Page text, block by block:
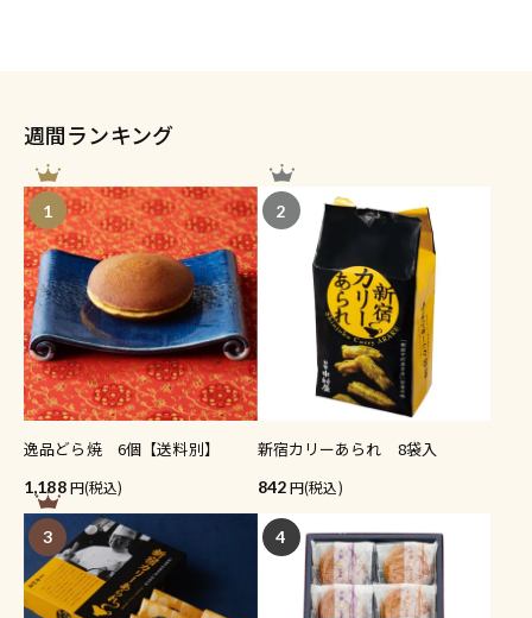
週間ランキング
1
逸品どら焼 6個【送料別】
1,188 (税込)
2
新宿カリーあられ 8袋入
842 (税込)
3 4